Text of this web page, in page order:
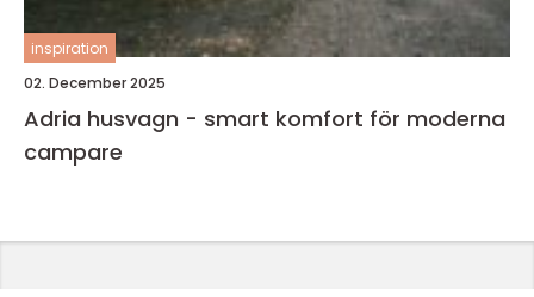
inspiration
02. December 2025
Adria husvagn - smart komfort för moderna
campare